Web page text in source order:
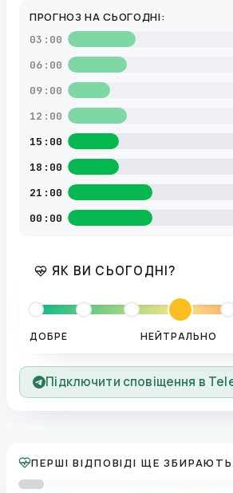
ПРОГНОЗ НА СЬОГОДНІ:
03:00
06:00
09:00
12:00
15:00
18:00
21:00
00:00
ЯК ВИ СЬОГОДНІ?
ДОБРЕ НЕЙТРАЛЬНО
Підключити сповіщення в
ПЕРШІ ВІДПОВІДІ ЩЕ